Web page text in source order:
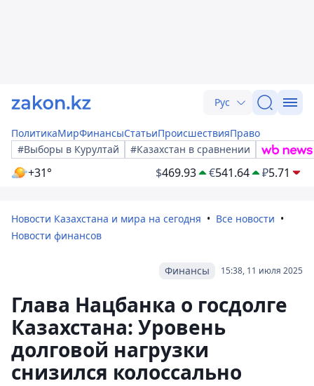
Рус
ПолитикаМирФинансыСтатьиПроисшествияПраво
#Выборы в Курултай
#Казахстан в сравнении
+31° $469.93 €541.64 ₽5.71
Новости Казахстана и мира на сегодня
Все новости
Новости финансов
15:38, 11 июля 2025
Финансы
Глава Нацбанка о госдолге
Казахстана: Уровень
долговой нагрузки
снизился колоссально